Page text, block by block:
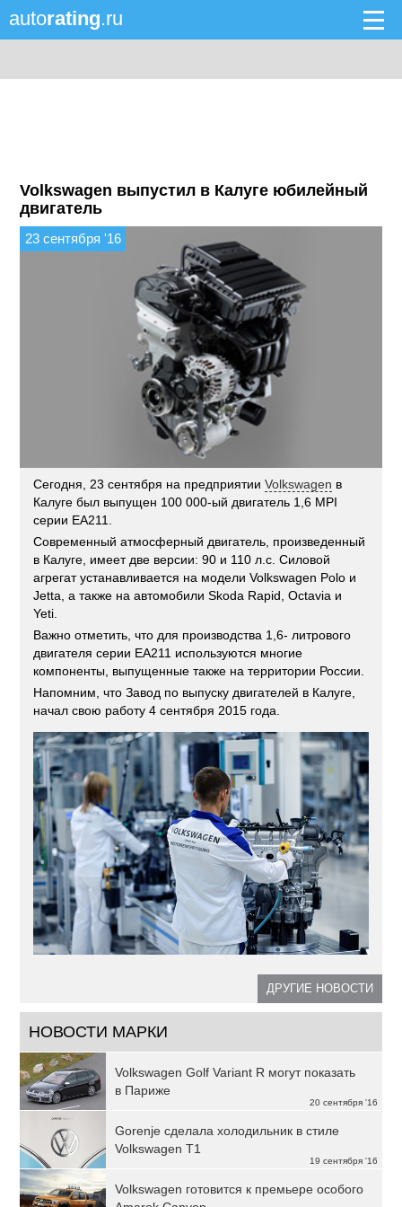
autorating.ru
Volkswagen выпустил в Калуге юбилейный
двигатель
23 сентября '16
Сегодня, 23 сентября на предприятииVolkswagen в
Калуге был выпущен 100 000-ый двигатель 1,6 MPI
серии EA211.
Современный атмосферный двигатель, произведенный
в Калуге, имеет две версии: 90 и 110 л.с. Силовой
агрегат устанавливается на модели Volkswagen Polo и
Jetta, а также на автомобили Skoda Rapid, Octavia и
Yeti.
Важно отметить, что для производства 1,6- литрового
двигателя серии EA211 используются многие
компоненты, выпущенные также на территории России.
Напомним, что Завод по выпуску двигателей в Калуге,
начал свою работу 4 сентября 2015 года.
ДРУГИЕ НОВОСТИ
НОВОСТИ МАРКИ
20 сентября '16
Volkswagen Golf Variant R могут показать
в Париже
19 сентября '16
Gorenje сделала холодильник в стиле
Volkswagen T1
Volkswagen готовится к премьере особого